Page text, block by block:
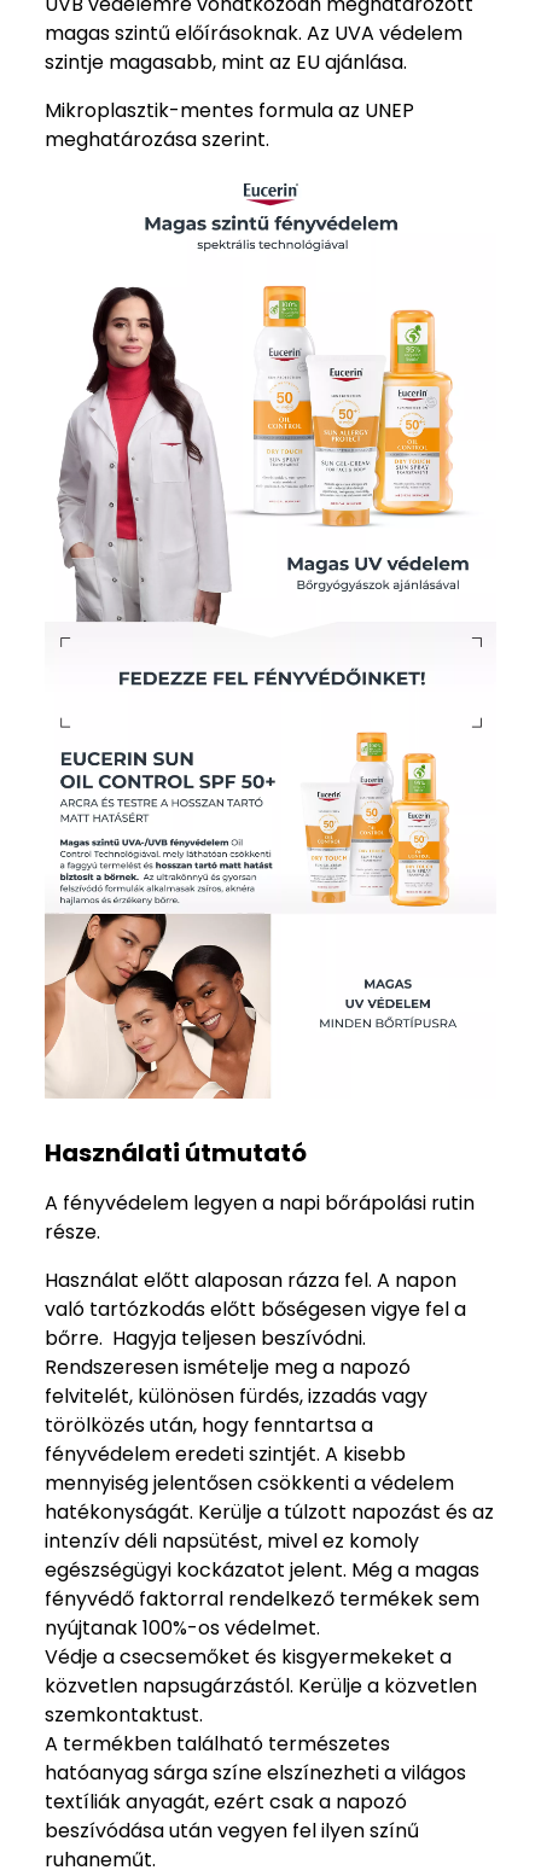
magas szintű előírásoknak. Az UVA védelem
szintje magasabb, mint az EU ajánlása.
Mikroplasztik-mentes formula az UNEP
meghatározása szerint.
Használati útmutató
A fényvédelem legyen a napi bőrápolási rutin
része.
Használat előtt alaposan rázza fel. A napon
való tartózkodás előtt bőségesen vigye fel a
bőrre. Hagyja teljesen beszívódni.
Rendszeresen ismételje meg a napozó
felvitelét, különösen fürdés, izzadás vagy
törölközés után, hogy fenntartsa a
fényvédelem eredeti szintjét. A kisebb
mennyiség jelentősen csökkenti a védelem
hatékonyságát. Kerülje a túlzott napozást és az
intenzív déli napsütést, mivel ez komoly
egészségügyi kockázatot jelent. Még a magas
fényvédő faktorral rendelkező termékek sem
nyújtanak 100%-os védelmet.
Védje a csecsemőket és kisgyermekeket a
közvetlen napsugárzástól. Kerülje a közvetlen
szemkontaktust.
A termékben található természetes
hatóanyag sárga színe elszínezheti a világos
textíliák anyagát, ezért csak a napozó
beszívódása után vegyen fel ilyen színű
ruhaneműt.